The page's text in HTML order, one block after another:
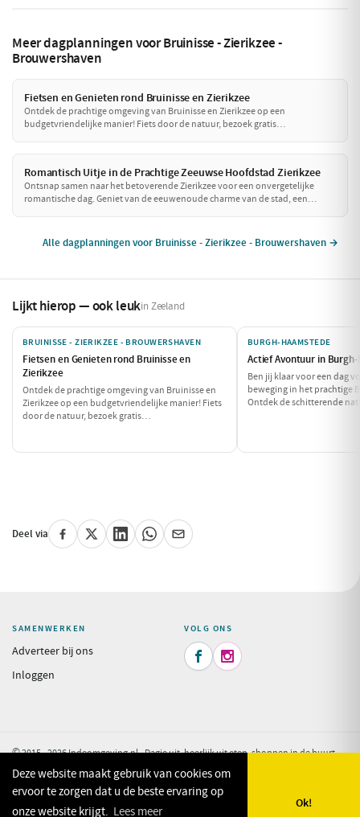
Meer dagplanningen voor Bruinisse - Zierikzee -
Brouwershaven
Fietsen en Genieten rond Bruinisse en Zierikzee
Ontdek de prachtige omgeving van Bruinisse en Zierikzee op een
budgetvriendelijke manier! Fiets door de natuur, bezoek gratis
Romantisch Uitje in de Prachtige Zeeuwse Hoofdstad Zierikzee
Ontsnap samen naar het betoverende Zierikzee voor een onvergetelijke
romantische dag. Geniet van de eeuwenoude charme van de stad, een
prachtige uitzichten!
Alle dagplanningen voor Bruinisse - Zierikzee - Brouwershaven →
Lijkt hierop — ook leukin Zeeland
BRUINISSE - ZIERIKZEE - BROUWERSHAVEN
Fietsen en Genieten rond Bruinisse en
Zierikzee
Ontdek de prachtige omgeving van Bruinisse en
Zierikzee op een budgetvriendelijke manier! Fiets
door de natuur, bezoek gratis
zonder de portemonnee te zwaar te belasten!
BURGH-HAAMSTEDE
Actief Avontuur in
Ben jij klaar voor een dag
beweging in het prachtige
Ontdek de schitterende
Deel via
SAMENWERKEN
Adverteer bij ons
Inloggen
VOLG ONS
 
© 2015 - 2026 Indeomgeving.nl - Dagje uit, heerlijk uit eten, shoppen in de buurt
van uw vakantiepark. Privacy Policy
Deze website maakt gebruik van cookies om
ervoor te zorgen dat u de beste ervaring op
onze website krijgt. Lees meer
Ok!